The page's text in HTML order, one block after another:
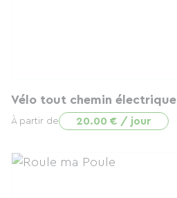
Vélo tout chemin électrique
À partir de 20.00 € / jour